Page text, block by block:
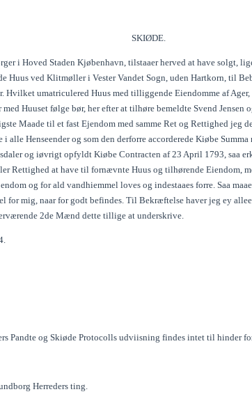
SKIØDE.
i Hoved Staden Kjøbenhavn, tilstaaer herved at have solgt,
Huus ved Klitmøller i Vester Vandet Sogn, uden Hartkorn, til
Hvilket umatriculered Huus med tilliggende Eiendomme af
Huuset følge bør, her efter at tilhøre bemeldte Svend Jensen
Maade til et fast Ejendom med samme Ret og Rettighed jeg
alle Henseender og som den derforre accorderede Kiøbe
og iøvrigt opfyldt Kiøbe Contracten af 23 April 1793, saa
Rettighed at have til fornævnte Huus og tilhørende Eiendom,
og for ald vandhiemmel loves og indestaaes forre. Saa
for mig, naar for godt befindes. Til Bekræftelse haver jeg ey
2de Mænd dette tillige at underskrive.
Pandte og Skiøde Protocolls udviisning findes intet til hinder
Herreders ting.